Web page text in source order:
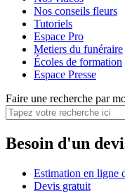
Nos conseils fleurs
Tutoriels
Espace Pro
Metiers du funéraire
Écoles de formation
Espace Presse
Faire une recherche par
Besoin d'un
Estimation en ligne
Devis gratuit